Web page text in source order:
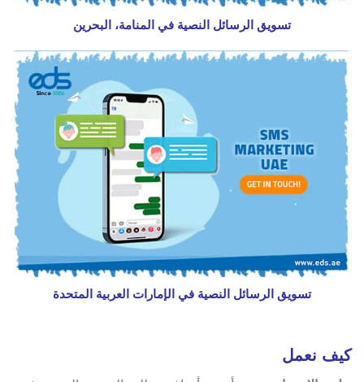
تسويق الرسائل النصية في المنامة، البحرين
تسويق الرسائل النصية في الإمارات العربية المتحدة
كيف نعمل